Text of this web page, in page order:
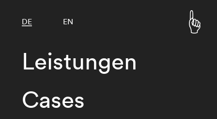
Leistungen
Cases
DE EN